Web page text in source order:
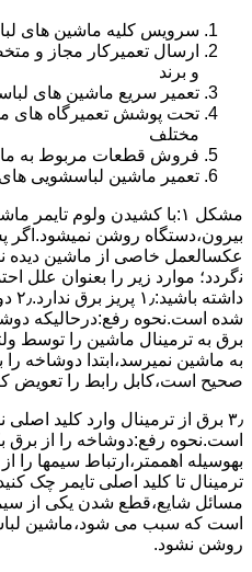
سرویس کلیه ماشین های
ارسال تعمیرکار مجاز و
و برند
تعمیر سریع ماشین های
تحت پوشش تعمیرگاه های
مختلف
فروش قطعات مربوط به
تعمیر ماشین لباسشویی
مشکل ۱:ﺑﺎ ﮐﺸﯿﺪن وﻟﻮم
ﺑﯿﺮون،دستگاه روﺷﻦ نمیشود.اﮔﺮ
عکسالعمل ﺧﺎﺻﯽ از ﻣﺎﺷﯿﻦ
ﻧگردد؛ موارد زیر را بعنوان ﻋﻠﻞ
ﺷﺪه است.نحوه رفع:درحالیکه
ﺑﺮق ﺑﻪ ﺗﺮﻣﯿﻨﺎل ﻣﺎﺷﯿﻦ را ﺗﻮﺳﻂ
ﺑﻪ ﻣﺎﺷﯿﻦ نمیرسد،اﺑﺘﺪا دوشاخه
ﺻﺤﯿﺢ اﺳﺖ،ﮐﺎﺑﻞ راﺑﻂ را ﺗﻌﻮﯾﺾ
۳٫ ﺑﺮق از ﺗﺮﻣﯿﻨﺎل وارد ﮐﻠﯿﺪ
است.نحوه رﻓﻊ:دوشاخه را از ﺑﺮق
بهوسیله اهممتر،ارﺗﺒﺎط سیمها را از
ﺗﺮﻣﯿﻨﺎل ﺗﺎ ﮐﻠﯿﺪ اﺻﻠﯽ ﺗﺎﯾﻤﺮ چک
مسائل شایع،ﻗﻄﻊ شدن ﯾﮑﯽ از
است که سبب می شود،ﻣﺎﺷﯿﻦ
روﺷﻦ نشود.